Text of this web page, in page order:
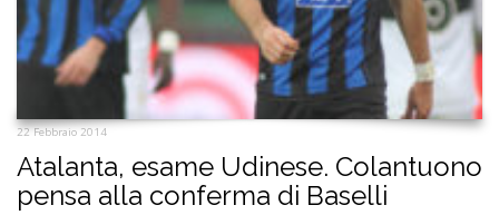
22 Febbraio 2014
Atalanta, esame Udinese. Colantuono
pensa alla conferma di Baselli